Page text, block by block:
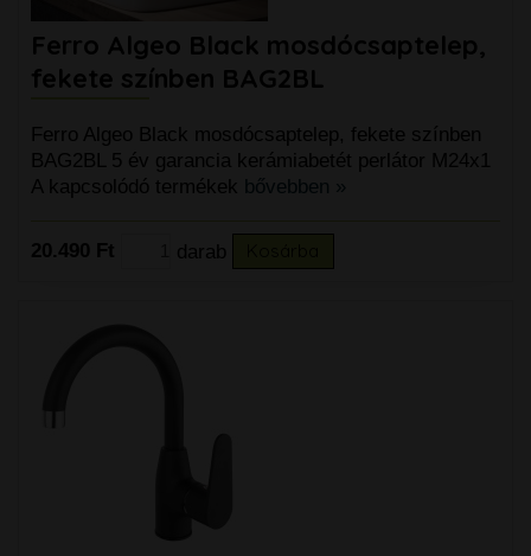
Ferro Algeo Black mosdócsaptelep,
fekete színben BAG2BL
Ferro Algeo Black mosdócsaptelep, fekete színben
BAG2BL 5 év garancia kerámiabetét perlátor M24x1
A kapcsolódó termékek bővebben »
20.490 Ft darab